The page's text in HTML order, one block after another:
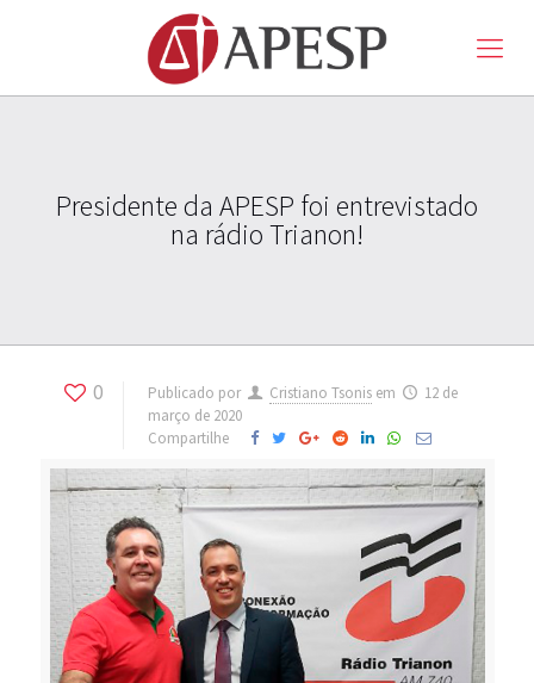
Presidente da APESP foi entrevistado
na rádio Trianon!
0 Publicado por Cristiano Tsonis em
12 de
março de 2020
Compartilhe